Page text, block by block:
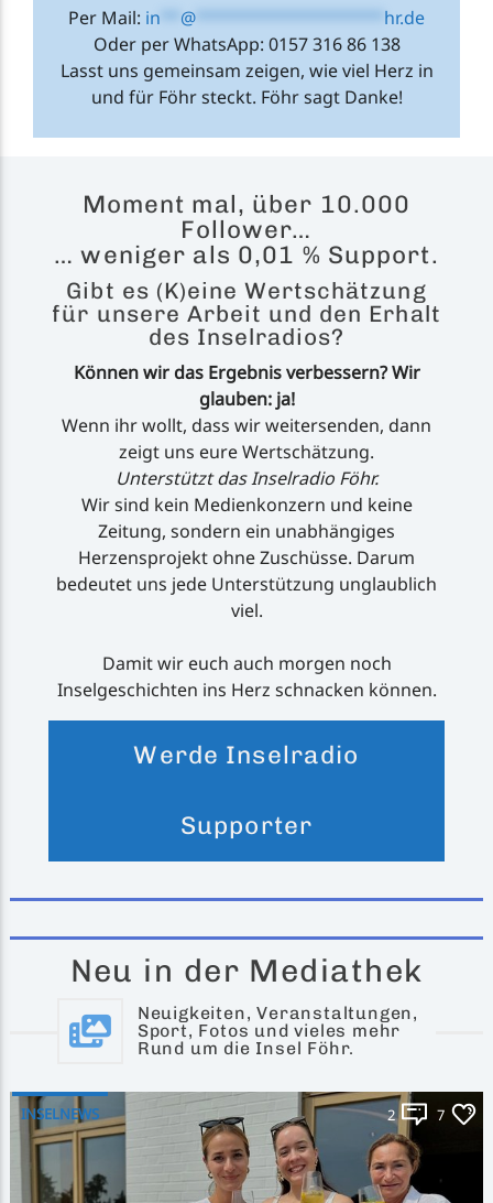
Per Mail: in @
hr.de
Oder per WhatsApp: 0157 316 86 138
Lasst uns gemeinsam zeigen, wie viel Herz in
und für Föhr steckt. Föhr sagt Danke!
Moment mal, über 10.000
Follower…
… weniger als 0,01 % Support.
Gibt es (K)eine Wertschätzung
für unsere Arbeit und den Erhalt
des Inselradios?
Können wir das Ergebnis verbessern? Wir
glauben: ja!
Wenn ihr wollt, dass wir weitersenden, dann
zeigt uns eure Wertschätzung.
Unterstützt das Inselradio Föhr.
Wir sind kein Medienkonzern und keine
Zeitung, sondern ein unabhängiges
Herzensprojekt ohne Zuschüsse. Darum
bedeutet uns jede Unterstützung unglaublich
viel.
Damit wir euch auch morgen noch
Inselgeschichten ins Herz schnacken können.
Werde Inselradio
Supporter
Neu in der Mediathek
Neuigkeiten, Veranstaltungen,
Sport, Fotos und vieles mehr
Rund um die Insel Föhr.
INSELNEWS 2 7